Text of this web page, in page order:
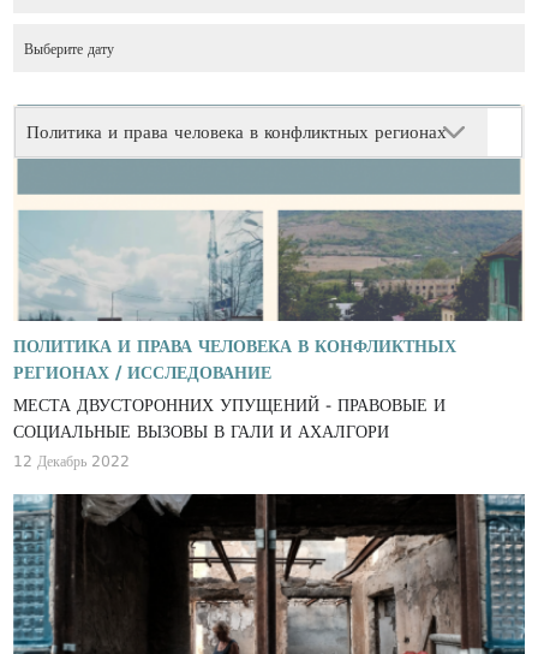
Политика и права человека в конфликтных регионах
ПОЛИТИКА И ПРАВА ЧЕЛОВЕКА В КОНФЛИКТНЫХ
РЕГИОНАХ / ИССЛЕДОВАНИЕ
МЕСТА ДВУСТОРОННИХ УПУЩЕНИЙ - ПРАВОВЫЕ И
СОЦИАЛЬНЫЕ ВЫЗОВЫ В ГАЛИ И АХАЛГОРИ
12 Декабрь 2022